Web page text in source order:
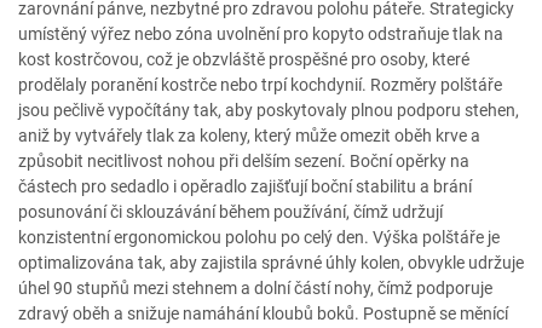
zarovnání pánve, nezbytné pro zdravou polohu páteře. Strategicky
umístěný výřez nebo zóna uvolnění pro kopyto odstraňuje tlak na
kost kostrčovou, což je obzvláště prospěšné pro osoby, které
prodělaly poranění kostrče nebo trpí kochdynií. Rozměry polštáře
jsou pečlivě vypočítány tak, aby poskytovaly plnou podporu stehen,
aniž by vytvářely tlak za koleny, který může omezit oběh krve a
způsobit necitlivost nohou při delším sezení. Boční opěrky na
částech pro sedadlo i opěradlo zajišťují boční stabilitu a brání
posunování či sklouzávání během používání, čímž udržují
konzistentní ergonomickou polohu po celý den. Výška polštáře je
optimalizována tak, aby zajistila správné úhly kolen, obvykle udržuje
úhel 90 stupňů mezi stehnem a dolní částí nohy, čímž podporuje
zdravý oběh a snižuje namáhání kloubů boků. Postupně se měnící